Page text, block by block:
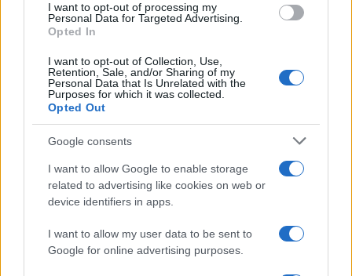
consent section.
I want to opt-out of processing my
Personal Data for Targeted Advertising.
Opted In
I want to opt-out of Collection, Use,
Retention, Sale, and/or Sharing of my
Personal Data that Is Unrelated with the
Purposes for which it was collected.
Opted Out
Google consents
I want to allow Google to enable storage
related to advertising like cookies on web or
device identifiers in apps.
I want to allow my user data to be sent to
Google for online advertising purposes.